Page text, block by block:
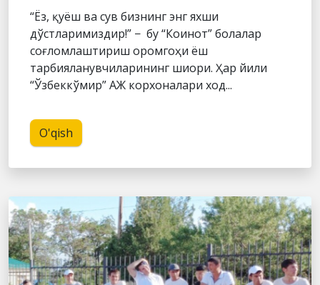
“Ёз, қуёш ва сув бизнинг энг яхши
дўстларимиздир!” − бу “Коинот” болалар
соғломлаштириш оромгоҳи ёш
тарбияланувчиларининг шиори. Ҳар йили
“Ўзбеккўмир” АЖ корхоналари ход...
O'qish